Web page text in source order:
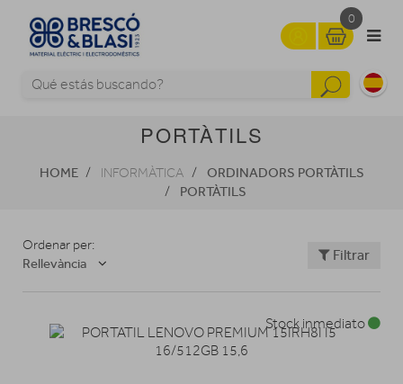
0
PORTÀTILS
HOME INFORMÀTICA
ORDINADORS PORTÀTILS
PORTÀTILS
Ordenar per:
Rellevància
Filtrar
Stock inmediato